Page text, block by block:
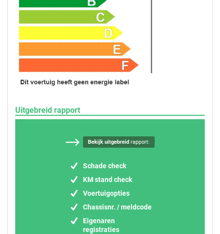
Uitgebreid rapport
Bekijk uitgebreidrapport:
Schade check
KM stand check
Voertuigopties
Chassisnr. / meldcode
Eigenaren
registraties